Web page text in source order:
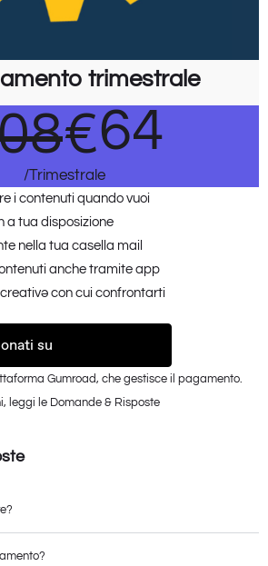
trimestrale
€64
/Trimestrale
i contenuti quando vuoi
a tua disposizione
nella tua casella mail
anche tramite app
con cui confrontarti
su
Gumroad, che gestisce il pagamento.
leggi le Domande & Risposte